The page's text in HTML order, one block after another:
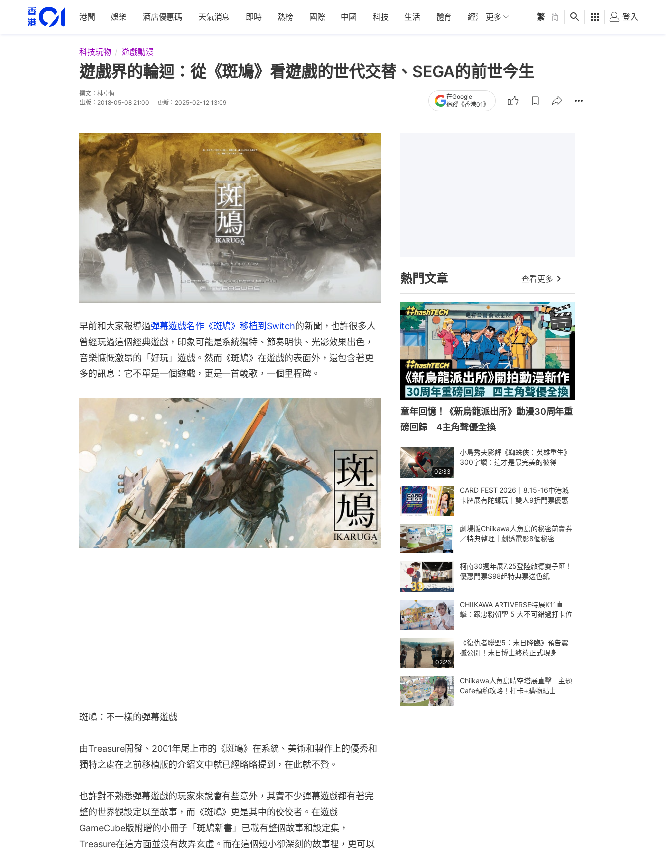
港聞 娛樂 酒店優惠碼 天氣消息 即時 熱榜 國際 中國 科技 生活 體育 經濟 01深圳 觀點 健康 好食玩飛
更多 繁 简 登入
科技玩物 遊戲動漫
遊戲界的輪迴：從《斑鳩》看遊戲的世代交替、SEGA的前世今生
撰文： 林卓恆
出版： 2018-05-08 21:00 更新： 2025-02-12 13:09
在Google
追蹤《香港01》
早前和大家報導過彈幕遊戲名作《斑鳩》移植到Switch的新聞，也許很多人
曾經玩過這個經典遊戲，印象可能是系統獨特、節奏明快、光影效果出色，
音樂慷慨激昂的「好玩」遊戲。然而《斑鳩》在遊戲的表面外，還包含著更
多的訊息：它不單是一個遊戲，更是一首輓歌，一個里程碑。
斑鳩：不一樣的彈幕遊戲
由Treasure開發、2001年尾上市的《斑鳩》在系統、美術和製作上的優秀和
獨特之處在之前移植版的介紹文中就已經略略提到，在此就不贅。
也許對不熟悉彈幕遊戲的玩家來說會有些意外，其實不少彈幕遊戲都有著完
整的世界觀設定以至故事，而《斑鳩》更是其中的佼佼者。在遊戲
GameCube版附贈的小冊子「斑鳩新書」已載有整個故事和設定集，
Treasure在這方面並沒有故弄玄虛。而在這個短小卻深刻的故事裡，更可以
熱門文章 查看更多
童年回憶！《新烏龍派出所》動漫30周年重
磅回歸 4主角聲優全換
02:33
小島秀夫影評《蜘蛛俠：英雄重生》
300字讚：這才是最完美的彼得
CARD FEST 2026｜8.15-16中港城
卡牌展有陀螺玩｜雙人9折門票優惠
劇場版Chiikawa人魚島的秘密前賣券
／特典整理｜劇透電影8個秘密
柯南30週年展7.25登陸啟德雙子匯！
優惠門票$98起特典票送色紙
CHIIKAWA ARTIVERSE特展K11直
擊：跟忠粉朝聖 5 大不可錯過打卡位
02:26
《復仇者聯盟5：末日降臨》預告震
撼公開！末日博士終於正式現身
Chiikawa人魚島晴空塔展直擊｜主題
Cafe預約攻略！打卡+購物貼士